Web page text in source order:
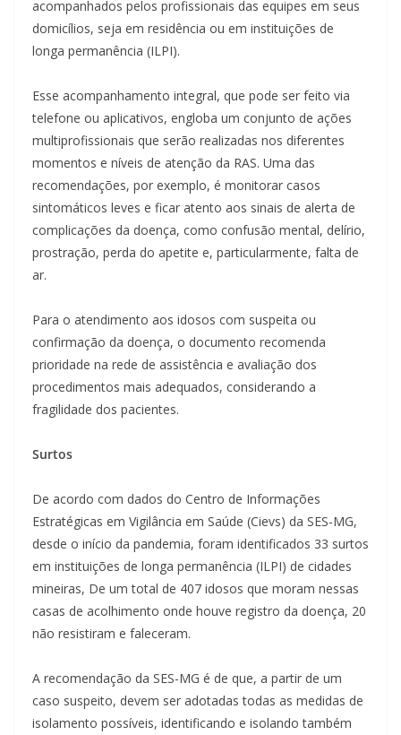
acompanhados pelos profissionais das equipes em seus
domicílios, seja em residência ou em instituições de
longa permanência (ILPI).
Esse acompanhamento integral, que pode ser feito via
telefone ou aplicativos, engloba um conjunto de ações
multiprofissionais que serão realizadas nos diferentes
momentos e níveis de atenção da RAS. Uma das
recomendações, por exemplo, é monitorar casos
sintomáticos leves e ficar atento aos sinais de alerta de
complicações da doença, como confusão mental, delírio,
prostração, perda do apetite e, particularmente, falta de
ar.
Para o atendimento aos idosos com suspeita ou
confirmação da doença, o documento recomenda
prioridade na rede de assistência e avaliação dos
procedimentos mais adequados, considerando a
fragilidade dos pacientes.
Surtos
De acordo com dados do Centro de Informações
Estratégicas em Vigilância em Saúde (Cievs) da SES-MG,
desde o início da pandemia, foram identificados 33 surtos
em instituições de longa permanência (ILPI) de cidades
mineiras, De um total de 407 idosos que moram nessas
casas de acolhimento onde houve registro da doença, 20
não resistiram e faleceram.
A recomendação da SES-MG é de que, a partir de um
caso suspeito, devem ser adotadas todas as medidas de
isolamento possíveis, identificando e isolando também